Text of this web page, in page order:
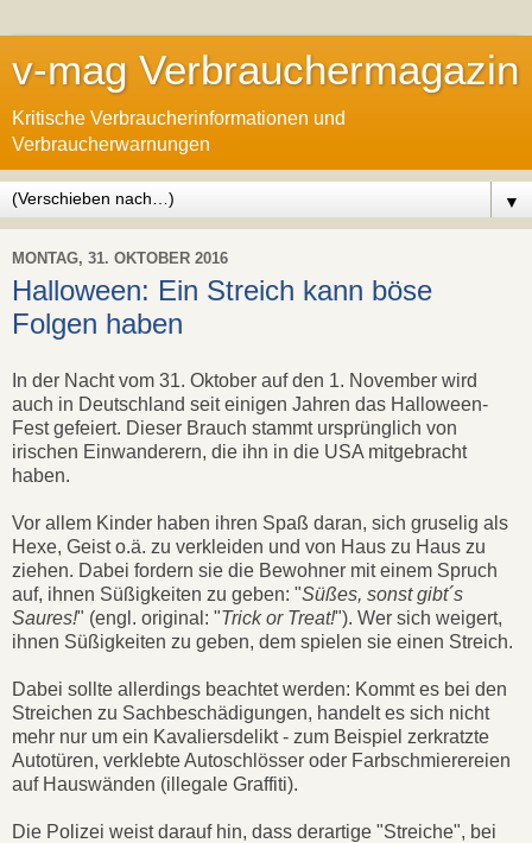
v-mag Verbrauchermagazin
Kritische Verbraucherinformationen und
Verbraucherwarnungen
▼
MONTAG, 31. OKTOBER 2016
Halloween: Ein Streich kann böse
Folgen haben
In der Nacht vom 31. Oktober auf den 1. November wird
auch in Deutschland seit einigen Jahren das Halloween-
Fest gefeiert. Dieser Brauch stammt ursprünglich von
irischen Einwanderern, die ihn in die USA mitgebracht
haben.
Vor allem Kinder haben ihren Spaß daran, sich gruselig als
Hexe, Geist o.ä. zu verkleiden und von Haus zu Haus zu
ziehen. Dabei fordern sie die Bewohner mit einem Spruch
auf, ihnen Süßigkeiten zu geben: "Süßes, sonst gibt´s
Saures!" (engl. original: "Trick or Treat!"). Wer sich weigert,
ihnen Süßigkeiten zu geben, dem spielen sie einen Streich.
Dabei sollte allerdings beachtet werden: Kommt es bei den
Streichen zu Sachbeschädigungen, handelt es sich nicht
mehr nur um ein Kavaliersdelikt - zum Beispiel zerkratzte
Autotüren, verklebte Autoschlösser oder Farbschmierereien
auf Hauswänden (illegale Graffiti).
Die Polizei weist darauf hin, dass derartige "Streiche", bei